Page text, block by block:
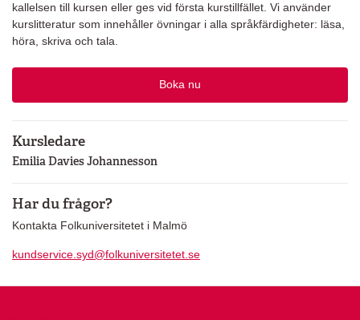
kallelsen till kursen eller ges vid första kurstillfället. Vi använder
kurslitteratur som innehåller övningar i alla språkfärdigheter: läsa,
höra, skriva och tala.
Boka nu
Kursledare
Emilia Davies Johannesson
Har du frågor?
Kontakta Folkuniversitetet i Malmö
kundservice.syd@folkuniversitetet.se